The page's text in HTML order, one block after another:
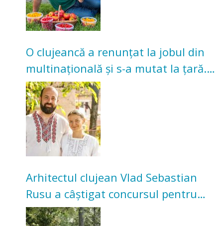
O clujeancă a renunțat la jobul din
multinațională și s-a mutat la țară.
Acum cultivă legume în grădina
bunicilor
Arhitectul clujean Vlad Sebastian
Rusu a câștigat concursul pentru
transformarea Grădinii Casei